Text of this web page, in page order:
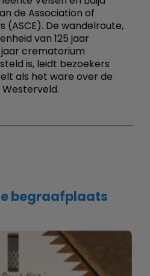
de Association of
(ASCE). De wandelroute,
van 125 jaar
crematorium
is, leidt bezoekers
als het ware over de
begraafplaats